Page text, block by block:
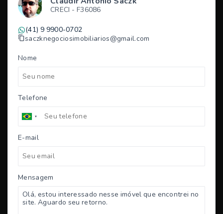
CRECI - F36086
(41) 9 9900-0702
saczknegociosimobiliarios@gmail.com
Nome
Telefone
E-mail
Mensagem